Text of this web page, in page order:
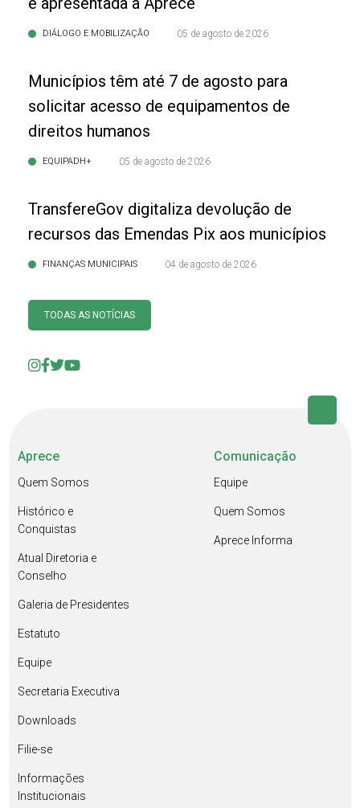
DIÁLOGO E MOBILIZAÇÃO 05 de agosto de 2026
Municípios têm até 7 de agosto para
solicitar acesso de equipamentos de
direitos humanos
EQUIPADH+ 05 de agosto de 2026
TransfereGov digitaliza devolução de
recursos das Emendas Pix aos municípios
FINANÇAS MUNICIPAIS 04 de agosto de 2026
TODAS AS NOTÍCIAS
Aprece
Quem Somos
Histórico e
Conquistas
Atual Diretoria e
Conselho
Galeria de Presidentes
Estatuto
Equipe
Secretaria Executiva
Downloads
Filie-se
Informações
Institucionais
Comunicação
Equipe
Quem Somos
Aprece Informa